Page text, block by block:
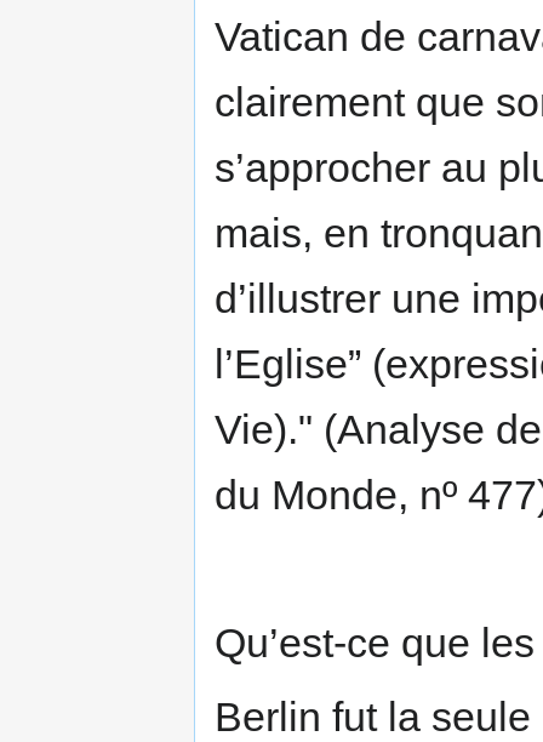
Vatican de
clairement que
s’approcher au
mais, en
d’illustrer une
l’Eglise”
Vie)." (Analyse
du Monde, nº
Qu’est-ce que
Berlin fut la